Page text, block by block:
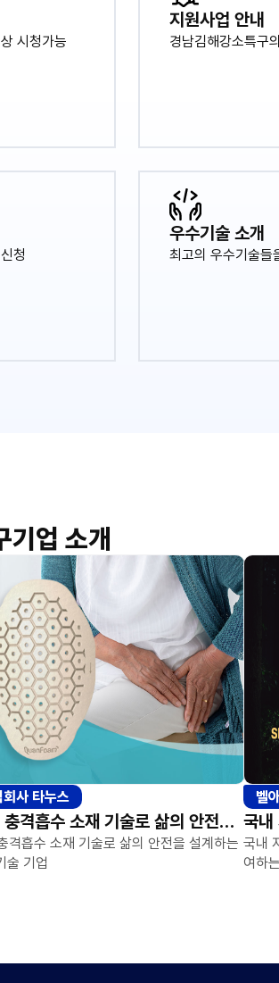
시청가능
지원사업 안내
경남김해강소특구
청
우수기술 소개
최고의 우수기술들
기업 소개
회사 타누스
STF 충격흡수 소재 기술로 삶의 안전을 설계하는 소재 기술 기업
격흡수 소재 기술로 삶의 안전을 설계하는
술 기업
벨
국내
여하